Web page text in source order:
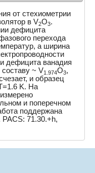
от стехиометрии
в V2O3.
дефицита
перехода
а ширина
дефицита ванадия
~ V1.974O3,
и образец
K. На
и поперечном
поддержана
71.30.+h,